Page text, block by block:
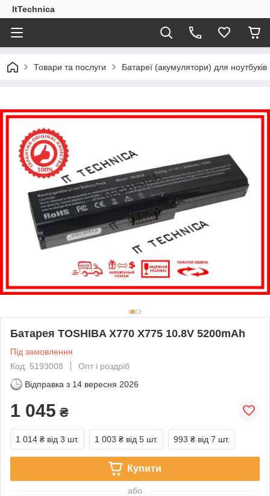
ItTechnica
Товари та послуги Батареї (акумулятори) для
Батарея TOSHIBA X770 X775 10.8V 5200mAh
Під замовлення
Код: 5193008
Опт і роздріб
Відправка з 14 вересня 2026
1 045 ₴
1 014 ₴ від 3 шт. 1 003 ₴ від 5 шт. 993 ₴ від 7 шт.
Купити
або